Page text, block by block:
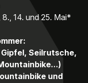
14. und 25. Mai*
Seilrutsche,
und